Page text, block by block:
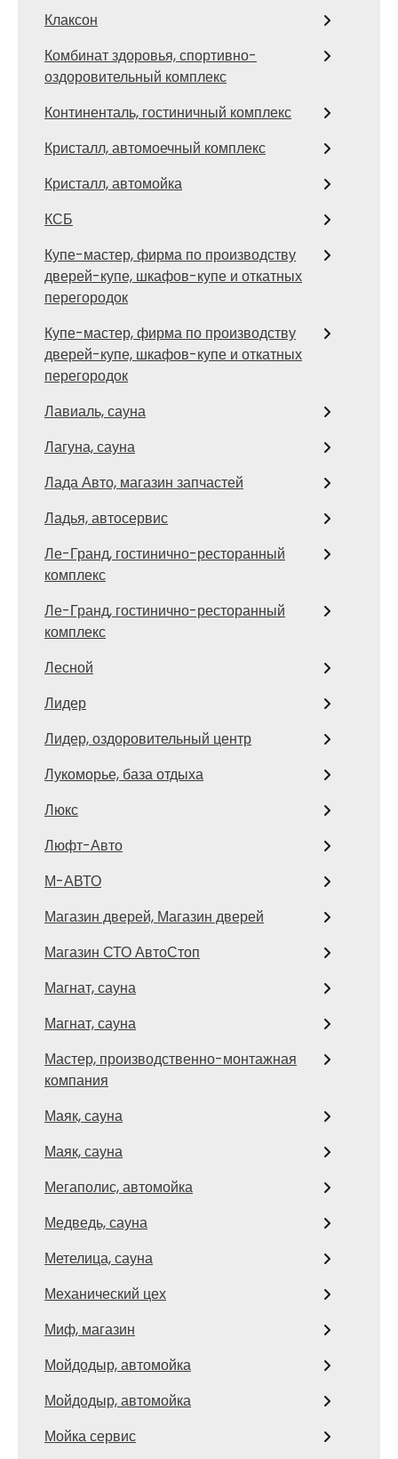
Клаксон
Комбинат здоровья, спортивно-
оздоровительный комплекс
Континенталь, гостиничный комплекс
Кристалл, автомоечный комплекс
Кристалл, автомойка
КСБ
Купе-мастер, фирма по производству
дверей-купе, шкафов-купе и откатных
перегородок
Купе-мастер, фирма по производству
дверей-купе, шкафов-купе и откатных
перегородок
Лавиаль, сауна
Лагуна, сауна
Лада Авто, магазин запчастей
Ладья, автосервис
Ле-Гранд, гостинично-ресторанный
комплекс
Ле-Гранд, гостинично-ресторанный
комплекс
Лесной
Лидер
Лидер, оздоровительный центр
Лукоморье, база отдыха
Люкс
Люфт-Авто
М-АВТО
Магазин дверей, Магазин дверей
Магазин СТО АвтоСтоп
Магнат, сауна
Магнат, сауна
Мастер, производственно-монтажная
компания
Маяк, сауна
Маяк, сауна
Мегаполис, автомойка
Медведь, сауна
Метелица, сауна
Механический цех
Миф, магазин
Мойдодыр, автомойка
Мойдодыр, автомойка
Мойка сервис